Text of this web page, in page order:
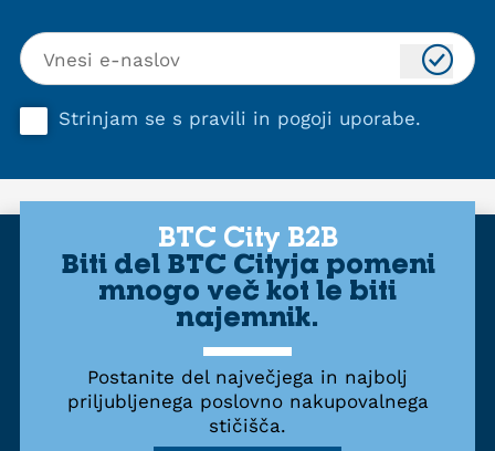
Strinjam se s pravili in pogoji uporabe.
BTC City B2B
Biti del BTC Cityja pomeni
mnogo več kot le biti
najemnik.
Postanite del največjega in najbolj
priljubljenega poslovno nakupovalnega
stičišča.